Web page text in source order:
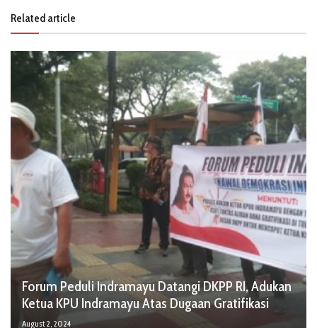
Related article
Forum Peduli Indramayu Datangi DKPP RI, Adukan
Ketua KPU Indramayu Atas Dugaan Gratifikasi
August 2, 2024